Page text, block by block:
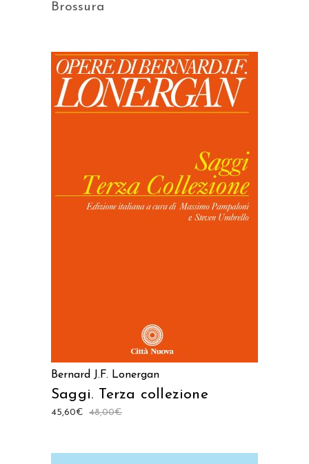
Brossura
AGGIUNGI AL CARRELLO
Bernard J.F. Lonergan
Saggi. Terza collezione
48,00€
45,60€